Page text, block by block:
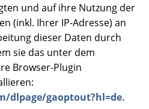
und auf ihre Nutzung der
(inkl. Ihrer IP-Adresse) an
dieser Daten durch
sie das unter dem
Browser-Plugin
dlpage/gaoptout?hl=de.